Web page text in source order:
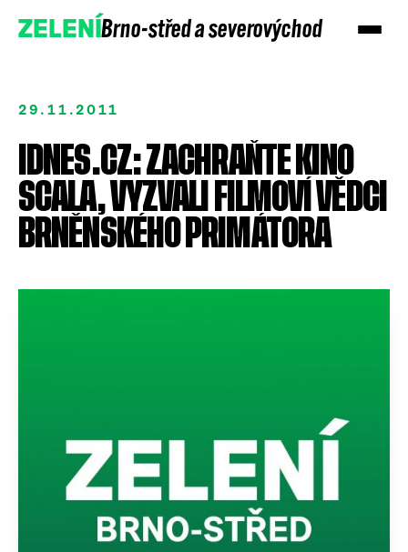
ZELENÍBrno-střed a severovýchod
29.11.2011
IDNES.CZ: ZACHRAŇTE KINO
SCALA, VYZVALI FILMOVÍ VĚDCI
BRNĚNSKÉHO PRIMÁTORA